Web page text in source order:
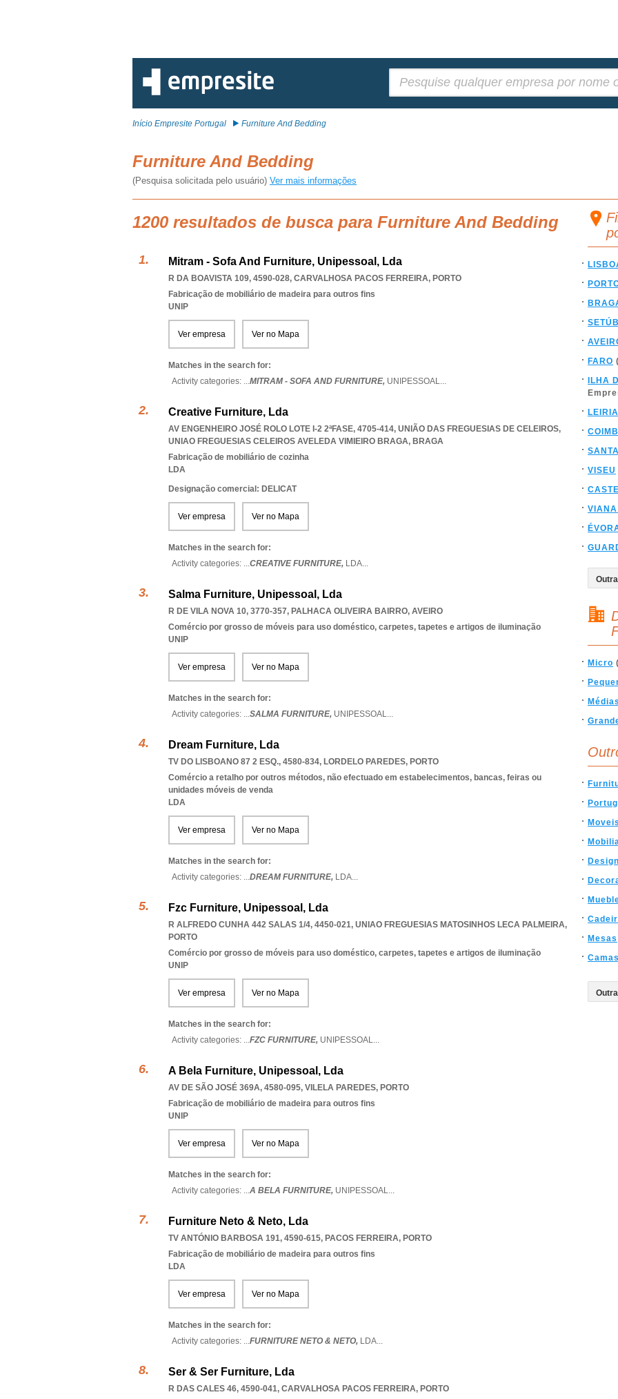
Início Empresite Portugal Furniture And Bedding
Furniture And Bedding
(Pesquisa solicitada pelo usuário) Ver mais informações
1200 resultados de busca para Furniture And Bedding
Mitram - Sofa And Furniture, Unipessoal, Lda
R DA BOAVISTA 109, 4590-028, CARVALHOSA PACOS FERREIRA, PORTO
Fabricação de mobiliário de madeira para outros fins
UNIP
Ver empresa Ver no Mapa
Matches in the search for:
Activity categories: ...MITRAM - SOFA AND FURNITURE, UNIPESSOAL...
Creative Furniture, Lda
AV ENGENHEIRO JOSÉ ROLO LOTE I-2 2ªFASE, 4705-414, UNIÃO DAS FREGUESIAS DE CELEIROS,
UNIAO FREGUESIAS CELEIROS AVELEDA VIMIEIRO BRAGA, BRAGA
Fabricação de mobiliário de cozinha
LDA
Designação comercial: DELICAT
Ver empresa Ver no Mapa
Matches in the search for:
Activity categories: ...CREATIVE FURNITURE, LDA...
Salma Furniture, Unipessoal, Lda
R DE VILA NOVA 10, 3770-357, PALHACA OLIVEIRA BAIRRO, AVEIRO
Comércio por grosso de móveis para uso doméstico, carpetes, tapetes e artigos de iluminação
UNIP
Ver empresa Ver no Mapa
Matches in the search for:
Activity categories: ...SALMA FURNITURE, UNIPESSOAL...
Dream Furniture, Lda
TV DO LISBOANO 87 2 ESQ., 4580-834, LORDELO PAREDES, PORTO
Comércio a retalho por outros métodos, não efectuado em estabelecimentos, bancas, feiras ou
unidades móveis de venda
LDA
Ver empresa Ver no Mapa
Matches in the search for:
Activity categories: ...DREAM FURNITURE, LDA...
Fzc Furniture, Unipessoal, Lda
R ALFREDO CUNHA 442 SALAS 1/4, 4450-021, UNIAO FREGUESIAS MATOSINHOS LECA PALMEIRA,
PORTO
Comércio por grosso de móveis para uso doméstico, carpetes, tapetes e artigos de iluminação
UNIP
Ver empresa Ver no Mapa
Matches in the search for:
Activity categories: ...FZC FURNITURE, UNIPESSOAL...
A Bela Furniture, Unipessoal, Lda
AV DE SÃO JOSÉ 369A, 4580-095, VILELA PAREDES, PORTO
Fabricação de mobiliário de madeira para outros fins
UNIP
Ver empresa Ver no Mapa
Matches in the search for:
Activity categories: ...A BELA FURNITURE, UNIPESSOAL...
Furniture Neto & Neto, Lda
TV ANTÓNIO BARBOSA 191, 4590-615, PACOS FERREIRA, PORTO
Fabricação de mobiliário de madeira para outros fins
LDA
Ver empresa Ver no Mapa
Matches in the search for:
Activity categories: ...FURNITURE NETO & NETO, LDA...
Ser & Ser Furniture, Lda
R DAS CALES 46, 4590-041, CARVALHOSA PACOS FERREIRA, PORTO
FARO
ILHA
LEIRIA
VISEU
Micro
Mesas